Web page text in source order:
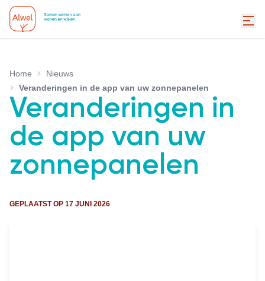
Home
Nieuws
Veranderingen in de app van uw zonnepanelen
Veranderingen in
de app van uw
zonnepanelen
GEPLAATST OP 17 JUNI 2026